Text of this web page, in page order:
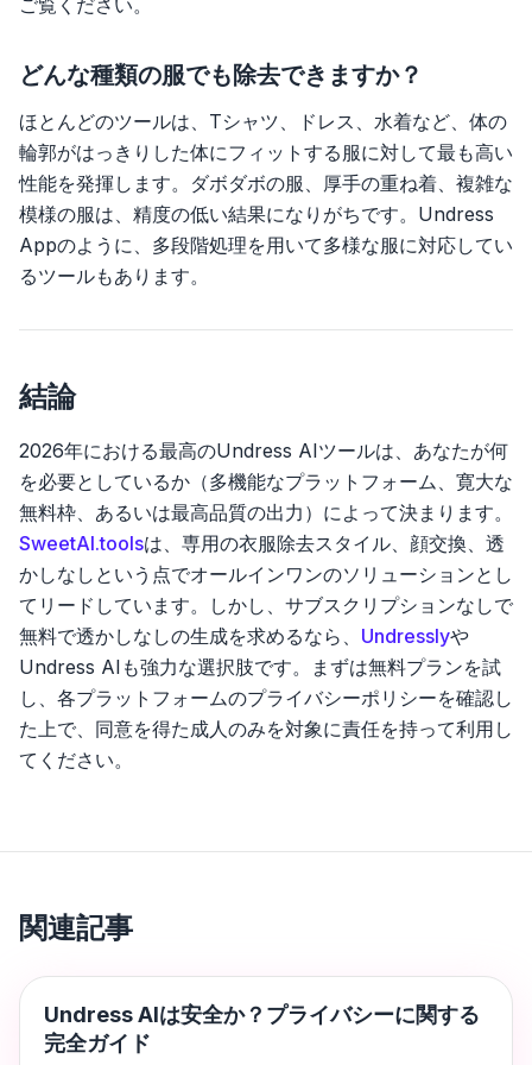
ご覧ください。
どんな種類の服でも除去できますか？
ほとんどのツールは、Tシャツ、ドレス、水着など、体の
輪郭がはっきりした体にフィットする服に対して最も高い
性能を発揮します。ダボダボの服、厚手の重ね着、複雑な
模様の服は、精度の低い結果になりがちです。Undress
Appのように、多段階処理を用いて多様な服に対応してい
るツールもあります。
結論
2026年における最高のUndress AIツールは、あなたが何
を必要としているか（多機能なプラットフォーム、寛大な
無料枠、あるいは最高品質の出力）によって決まります。
SweetAI.toolsは、専用の衣服除去スタイル、顔交換、透
かしなしという点でオールインワンのソリューションとし
てリードしています。しかし、サブスクリプションなしで
無料で透かしなしの生成を求めるなら、 Undresslyや
Undress AIも強力な選択肢です。まずは無料プランを試
し、各プラットフォームのプライバシーポリシーを確認し
た上で、同意を得た成人のみを対象に責任を持って利用し
てください。
関連記事
Undress AIは安全か？プライバシーに関する
完全ガイド